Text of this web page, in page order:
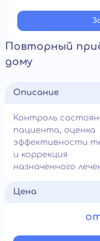
Повторный
дому
Описание
Контроль
пациента, оценка
эффективности
и коррекция
назначенного
Цена